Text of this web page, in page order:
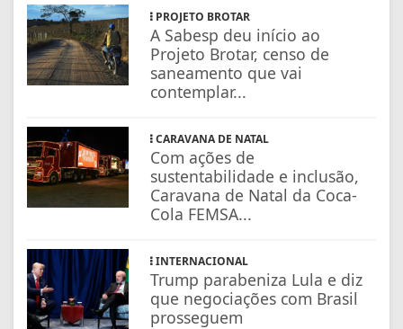
PROJETO BROTAR
A Sabesp deu início ao
Projeto Brotar, censo de
saneamento que vai
contemplar...
CARAVANA DE NATAL
Com ações de
sustentabilidade e inclusão,
Caravana de Natal da Coca-
Cola FEMSA...
INTERNACIONAL
Trump parabeniza Lula e diz
que negociações com Brasil
prosseguem